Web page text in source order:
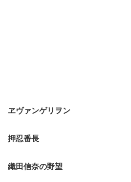
ヱヴァンゲリヲン
押忍番長
織田信奈の野望